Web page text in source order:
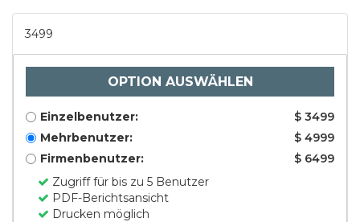
3499
OPTION AUSWÄHLEN
Einzelbenutzer:
$ 3499
Mehrbenutzer:
$ 4999
Firmenbenutzer:
$ 6499
Zugriff für bis zu 5 Benutzer
PDF-Berichtsansicht
Drucken möglich